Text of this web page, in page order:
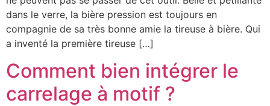
dans le verre, la bière pression est toujours en
compagnie de sa très bonne amie la tireuse à bière. Qui
a inventé la première tireuse […]
Comment bien intégrer le
carrelage à motif ?